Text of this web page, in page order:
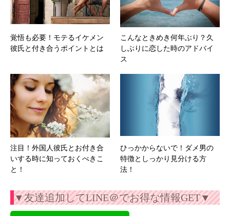
覚悟も必要！モテるイケメン
彼氏と付き合うポイントとは
こんなときめき何年ぶり？久
しぶりに恋した時のアドバイ
ス
注目！外国人彼氏とお付き合
いする時に知っておくべきこ
と！
ひっかからないで！ダメ男の
特徴としっかり見分ける方
法！
▼友達追加してLINE＠でお得な情報GET▼